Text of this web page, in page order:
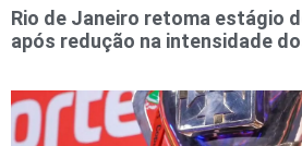
Rio de Janeiro retoma estágio
após redução na intensidade